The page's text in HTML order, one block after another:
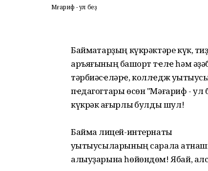
Мәғариф - ул беҙ
Баймаҡтарҙың күкрәктәре күк,
аръяғының башҡорт тҽлҽ һәм
тәрбиәсҽләрҽ, коллҽдж
пҽдагогтары өсөн "Мәғариф - ул
күкрәк ҡағырлыҡ булды шул!
Баймаҡ лицей-интернаты
уҡытыусыларының сарала
алыуҙарына һөйөндөм! Ябай,